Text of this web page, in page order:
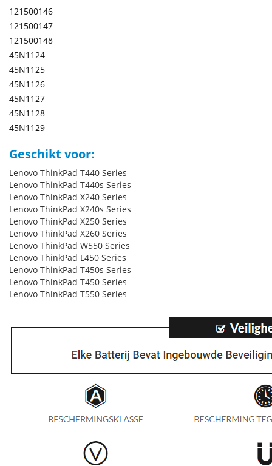
121500146
121500147
121500148
45N1124
45N1125
45N1126
45N1127
45N1128
45N1129
Geschikt voor:
Lenovo ThinkPad T440 Series
Lenovo ThinkPad T440s Series
Lenovo ThinkPad X240 Series
Lenovo ThinkPad X240s Series
Lenovo ThinkPad X250 Series
Lenovo ThinkPad X260 Series
Lenovo ThinkPad W550 Series
Lenovo ThinkPad L450 Series
Lenovo ThinkPad T450s Series
Lenovo ThinkPad T450 Series
Lenovo ThinkPad T550 Series